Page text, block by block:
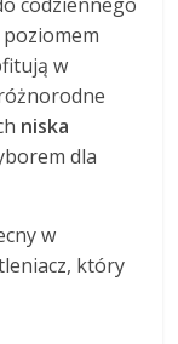
poziomem
w
niska
dla
w
który